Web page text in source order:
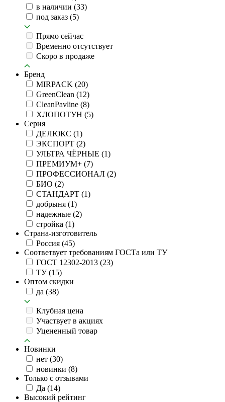
в наличии (33)
под заказ (5)
Прямо сейчас
Временно отсутствует
Скоро в продаже
Бренд
MIRPACK (20)
GreenClean (12)
CleanPavline (8)
ХЛОПОТУН (5)
Серия
ДЕЛЮКС (1)
ЭКСПОРТ (2)
УЛЬТРА ЧЁРНЫЕ (1)
ПРЕМИУМ+ (7)
ПРОФЕССИОНАЛ (2)
БИО (2)
СТАНДАРТ (1)
добрыня (1)
надежные (2)
стройка (1)
Страна-изготовитель
Россия (45)
Соответвует требованиям ГОСТа или ТУ
ГОСТ 12302-2013 (23)
ТУ(15)
Оптом скидки
да (38)
Клубная цена
Участвует в акциях
Уцененный товар
Новинки
нет (30)
новинки (8)
Только с отзывами
Да (14)
Высокий рейтинг